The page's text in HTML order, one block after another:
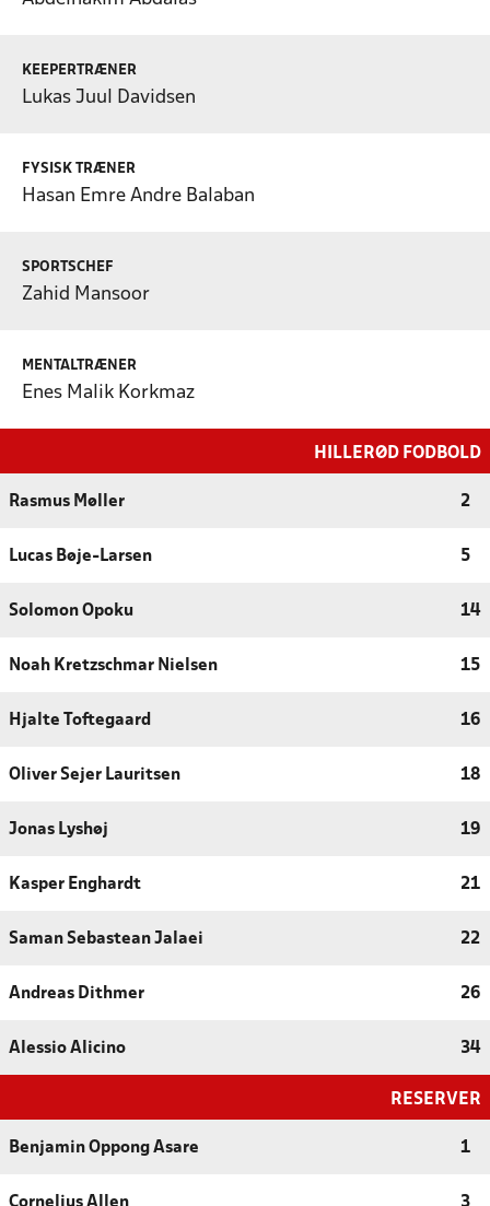
KEEPERTRÆNER
Lukas Juul Davidsen
FYSISK TRÆNER
Hasan Emre Andre Balaban
SPORTSCHEF
Zahid Mansoor
MENTALTRÆNER
Enes Malik Korkmaz
HILLERØD FODBOLD
Rasmus Møller 2
Lucas Bøje-Larsen 5
Solomon Opoku 14
Noah Kretzschmar Nielsen 15
Hjalte Toftegaard 16
Oliver Sejer Lauritsen 18
Jonas Lyshøj 19
Kasper Enghardt 21
Saman Sebastean Jalaei 22
Andreas Dithmer 26
Alessio Alicino 34
RESERVER
Benjamin Oppong Asare 1
Cornelius Allen 3